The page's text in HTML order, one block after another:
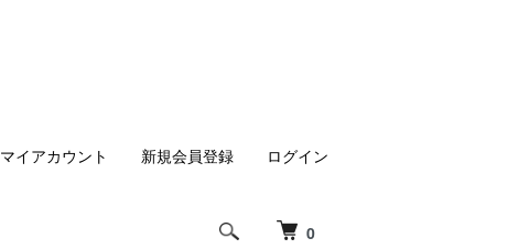
0
マイアカウント 新規会員登録 ログイン